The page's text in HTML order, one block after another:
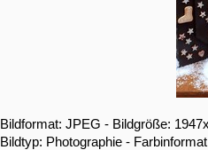
Bildformat: JPEG - Bildgröße:
Bildtyp: Photographie -